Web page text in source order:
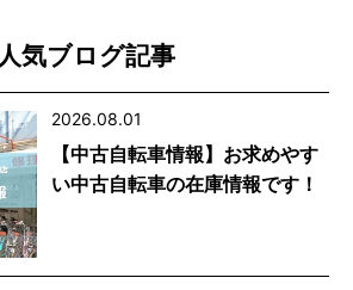
人気ブログ記事
2026.08.01
【中古自転車情報】お求めやす
い中古自転車の在庫情報です！